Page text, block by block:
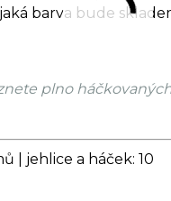
barva bude
plno
| jehlice a háček: 10